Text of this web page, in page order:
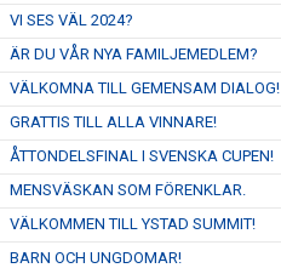
VI SES VÄL 2024?
ÄR DU VÅR NYA FAMILJEMEDLEM?
VÄLKOMNA TILL GEMENSAM DIALOG!
GRATTIS TILL ALLA VINNARE!
ÅTTONDELSFINAL I SVENSKA CUPEN!
MENSVÄSKAN SOM FÖRENKLAR.
VÄLKOMMEN TILL YSTAD SUMMIT!
BARN OCH UNGDOMAR!